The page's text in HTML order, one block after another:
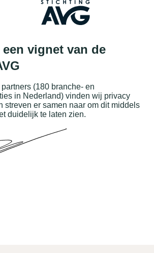
een vignet van de
(180 branche- en
in Nederland) vinden wij privacy
streven er samen naar om dit middels
duidelijk te laten zien.